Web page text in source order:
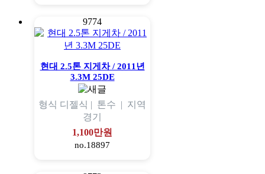
9774
현대 2.5톤 지게차 / 2011년
3.3M 25DE
형식 디젤식 | 톤수 | 지역
경기
1,100만원
no.18897